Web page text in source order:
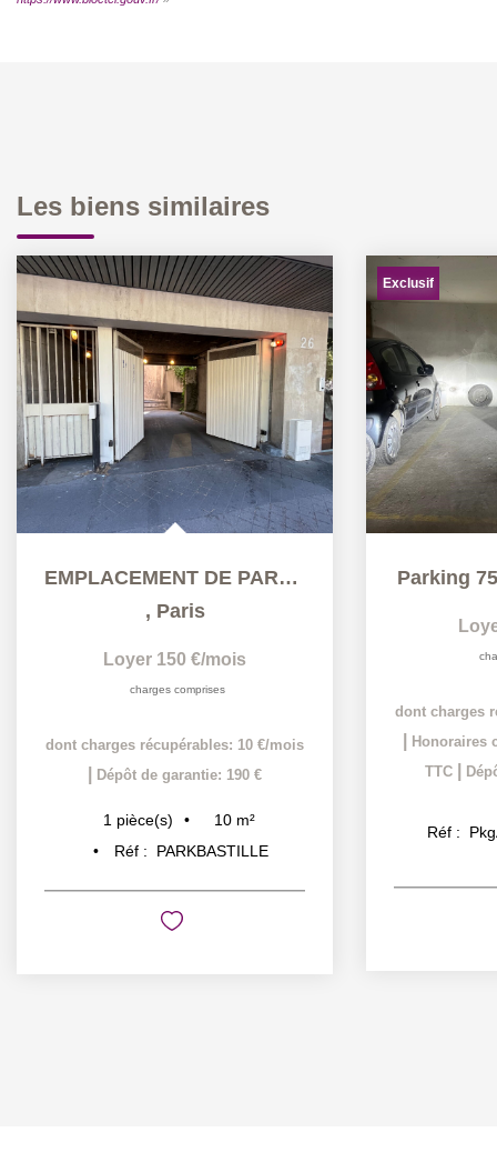
Les biens similaires
EMPLACEMENT DE PARKING
, Paris
Loyer 150 €/mois
charges comprises
dont charges récupérables: 10 €/mois
Dépôt de garantie: 190 €
1 pièce(s) 10 m²
Réf :
PARKBASTILLE
Exclusif
Parking
dont charges
Honoraires
TTC
Réf :